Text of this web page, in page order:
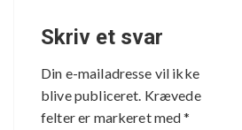
Skriv et svar
Din e-mailadresse vil ikke
blive publiceret. Krævede
felter er markeret med*